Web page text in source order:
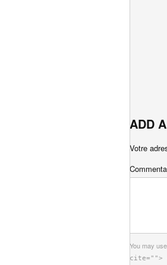
ADD
Votre
You may
cite="">